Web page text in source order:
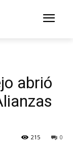
abrió
0
215